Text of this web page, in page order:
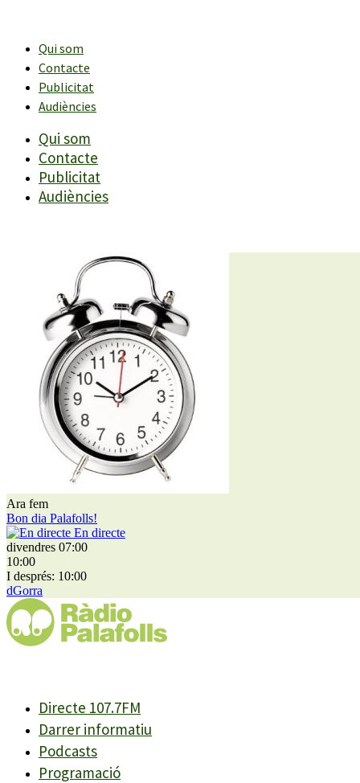
contingutQui som
Contacte
Publicitat
Audiències
Qui som
Contacte
Publicitat
Audiències
Ara fem
Bon dia Palafolls!
En directe
divendres 07:00
10:00
I després: 10:00
dGorra
Directe 107.7FM
Darrer informatiu
Podcasts
Programació